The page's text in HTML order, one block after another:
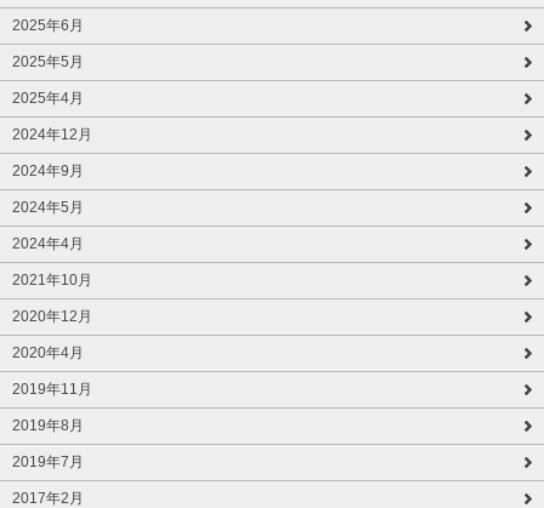
2025年6月
2025年5月
2025年4月
2024年12月
2024年9月
2024年5月
2024年4月
2021年10月
2020年12月
2020年4月
2019年11月
2019年8月
2019年7月
2017年2月